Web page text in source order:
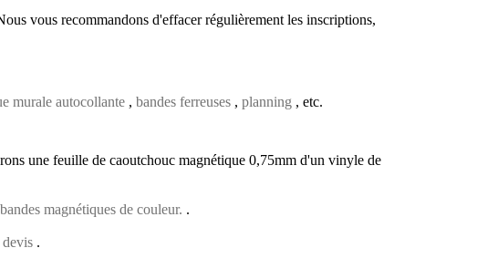
vous recommandons d'effacer régulièrement les inscriptions,
murale autocollante ,bandes ferreuses ,planning , etc.
une feuille de caoutchouc magnétique 0,75mm d'un vinyle de
bandes magnétiques de couleur. .
devis .